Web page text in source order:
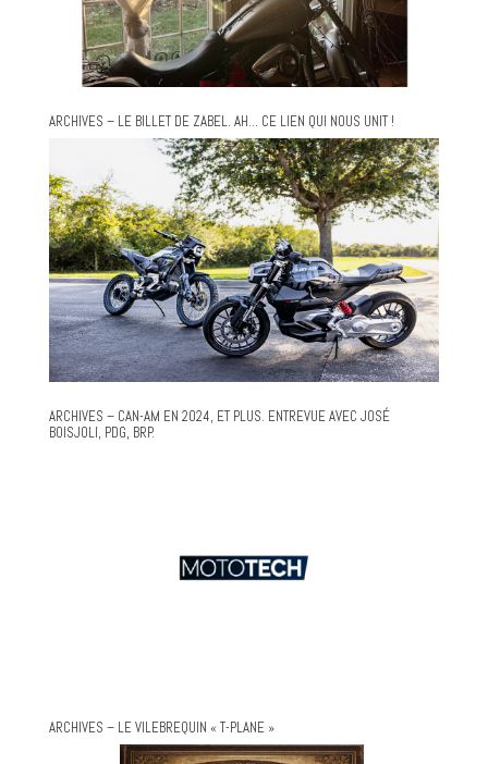
ARCHIVES – LE BILLET DE ZABEL. AH… CE LIEN QUI NOUS UNIT !
ARCHIVES – CAN-AM EN 2024, ET PLUS. ENTREVUE AVEC JOSÉ
BOISJOLI, PDG, BRP.
ARCHIVES – LE VILEBREQUIN « T-PLANE »